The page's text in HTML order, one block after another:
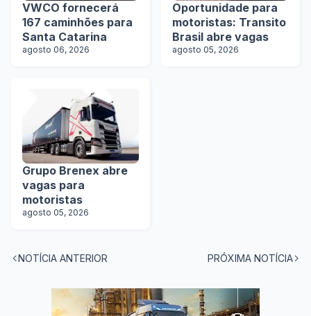
VWCO fornecerá
167 caminhões para
Santa Catarina
agosto 06, 2026
Oportunidade para
motoristas: Transito
Brasil abre vagas
agosto 05, 2026
Grupo Brenex abre
vagas para
motoristas
agosto 05, 2026
NOTÍCIA ANTERIOR PRÓXIMA NOTÍCIA